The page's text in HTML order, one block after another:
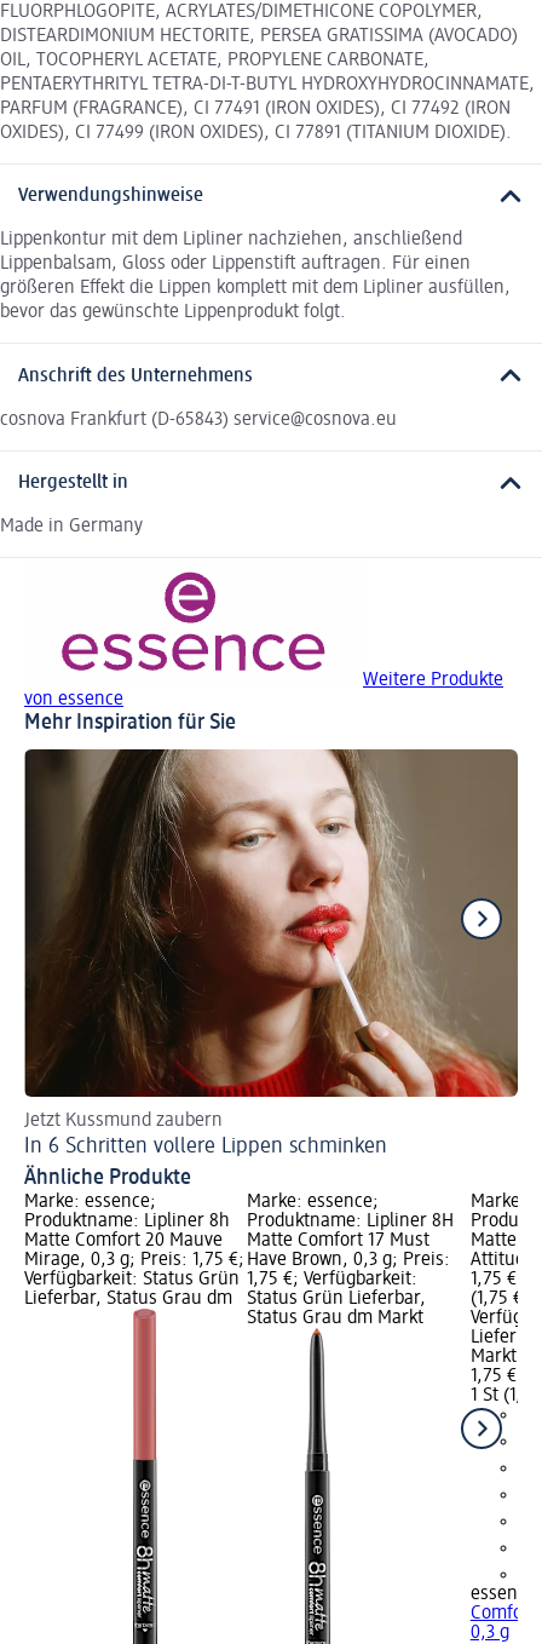
FLUORPHLOGOPITE, ACRYLATES/DIMETHICONE COPOLYMER,
DISTEARDIMONIUM HECTORITE, PERSEA GRATISSIMA (AVOCADO)
OIL, TOCOPHERYL ACETATE, PROPYLENE CARBONATE,
PENTAERYTHRITYL TETRA-DI-T-BUTYL HYDROXYHYDROCINNAMATE,
PARFUM (FRAGRANCE), CI 77491 (IRON OXIDES), CI 77492 (IRON
OXIDES), CI 77499 (IRON OXIDES), CI 77891 (TITANIUM DIOXIDE).
Verwendungshinweise
Lippenkontur mit dem Lipliner nachziehen, anschließend
Lippenbalsam, Gloss oder Lippenstift auftragen. Für einen
größeren Effekt die Lippen komplett mit dem Lipliner ausfüllen,
bevor das gewünschte Lippenprodukt folgt.
Anschrift des Unternehmens
cosnova Frankfurt (D-65843) service@cosnova.eu
Hergestellt in
Made in Germany
Weitere Produkte
von essence
Mehr Inspiration für Sie
Jetzt Kussmund zaubern
In 6 Schritten vollere Lippen schminken
Ähnliche Produkte
Marke: essence;
Produktname: Lipliner 8h
Matte Comfort 20 Mauve
Mirage, 0,3 g; Preis: 1,75 €;
Verfügbarkeit: Status Grün
Lieferbar, Status Grau dm
Marke: essence;
Produktname: Lipliner 8H
Matte Comfort 17 Must
Have Brown, 0,3 g; Preis:
1,75 €; Verfügbarkeit:
Status Grün Lieferbar,
Status Grau dm Markt
Marke:
Matte
1,75 €;
(1,75 €
Markt
1,75 €
1 St
essence
Comfort
0,3 g